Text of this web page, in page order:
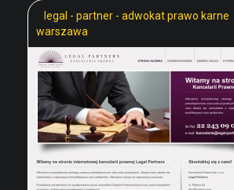
legal - partner - adwokat prawo karne
warszawa